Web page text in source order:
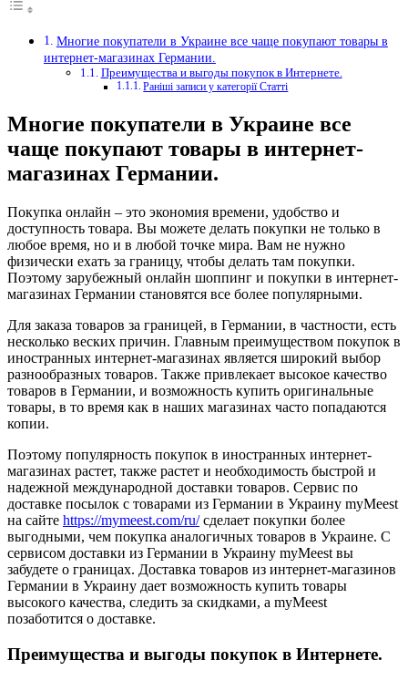
Многие покупатели в Украине все чаще покупают товары в
интернет-магазинах Германии.
Преимущества и выгоды покупок в Интернете.
Раніші записи у категорії Статті
Многие покупатели в Украине все
чаще покупают товары в интернет-
магазинах Германии.
Покупка онлайн – это экономия времени, удобство и
доступность товара. Вы можете делать покупки не только в
любое время, но и в любой точке мира. Вам не нужно
физически ехать за границу, чтобы делать там покупки.
Поэтому зарубежный онлайн шоппинг и покупки в интернет-
магазинах Германии становятся все более популярными.
Для заказа товаров за границей, в Германии, в частности, есть
несколько веских причин. Главным преимуществом покупок в
иностранных интернет-магазинах является широкий выбор
разнообразных товаров. Также привлекает высокое качество
товаров в Германии, и возможность купить оригинальные
товары, в то время как в наших магазинах часто попадаются
копии.
Поэтому популярность покупок в иностранных интернет-
магазинах растет, также растет и необходимость быстрой и
надежной международной доставки товаров. Сервис по
доставке посылок с товарами из Германии в Украину myMeest
на сайте https://mymeest.com/ru/сделает покупки более
выгодными, чем покупка аналогичных товаров в Украине. С
сервисом доставки из Германии в Украину myMeest вы
забудете о границах. Доставка товаров из интернет-магазинов
Германии в Украину дает возможность купить товары
высокого качества, следить за скидками, а myMeest
позаботится о доставке.
Преимущества и выгоды покупок в Интернете.